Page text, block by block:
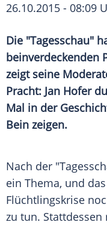
26.10.2015 - 08:09
Die "Tagesschau"
beinverdeckenden
zeigt seine
Pracht: Jan Hofer
Mal in der
Bein zeigen.
Nach der
ein Thema, und
Flüchtlingskrise
zu tun. Stattdessen